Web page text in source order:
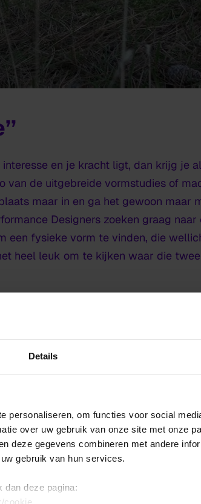
Details
personaliseren, om functies voor social
over uw gebruik van onze site met onze
deze gegevens combineren met andere
gebruik van hun services.
dan deze pagina:
cookie
en je kracht ligt, dan krijg je
van de uitgebreide vormstudies of
maar in en ga het gewoon maar
Designers zoeken graag
een fysieke vorm te vinden, die
heel leuk om te kijken waar die